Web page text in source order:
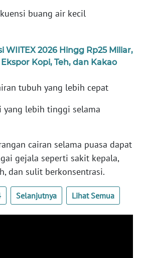
buang air kecil
WIITEX 2026 Hingg Rp25 Miliar,
Kopi, Teh, dan Kakao
tubuh yang lebih cepat
yang lebih tinggi selama
cairan selama puasa dapat
gejala seperti sakit kepala,
dan sulit berkonsentrasi.
Selanjutnya Lihat Semua